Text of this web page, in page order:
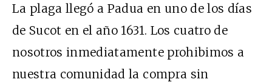
La plaga llegó a Padua en uno de los días
de Sucot en el año 1631. Los cuatro de
nosotros inmediatamente prohibimos a
nuestra comunidad la compra sin